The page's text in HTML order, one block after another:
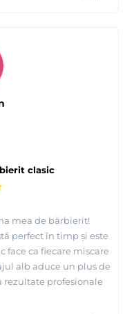
clasic
mea de bărbierit!
perfect în timp și este
face ca fiecare mișcare
alb aduce un plus de
profesionale